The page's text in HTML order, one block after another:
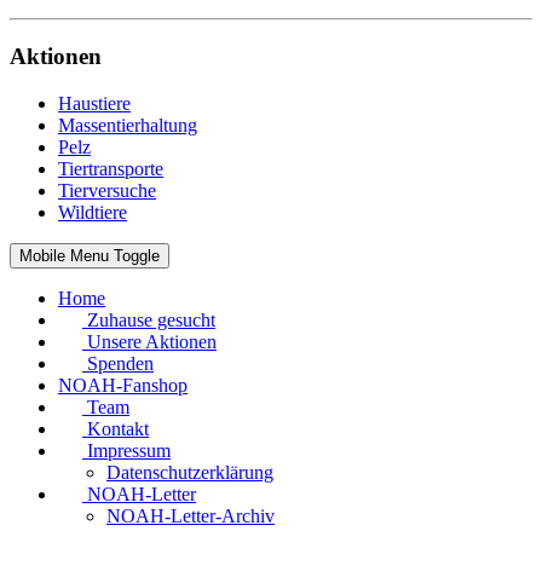
Aktionen
Haustiere
Massentierhaltung
Pelz
Tiertransporte
Tierversuche
Wildtiere
Mobile Menu Toggle
Home
Zuhause gesucht
Unsere Aktionen
Spenden
NOAH-Fanshop
Team
Kontakt
Impressum
Datenschutzerklärung
NOAH-Letter
NOAH-Letter-Archiv